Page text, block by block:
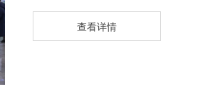
查看详情